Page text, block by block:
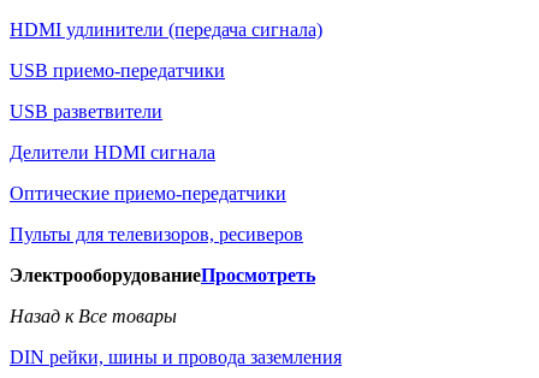
HDMI удлинители (передача сигнала)
USB приемо-передатчики
USB разветвители
Делители HDMI сигнала
Оптические приемо-передатчики
Пульты для телевизоров, ресиверов
ЭлектрооборудованиеПросмотреть
Назад к Все товары
DIN рейки, шины и провода заземления